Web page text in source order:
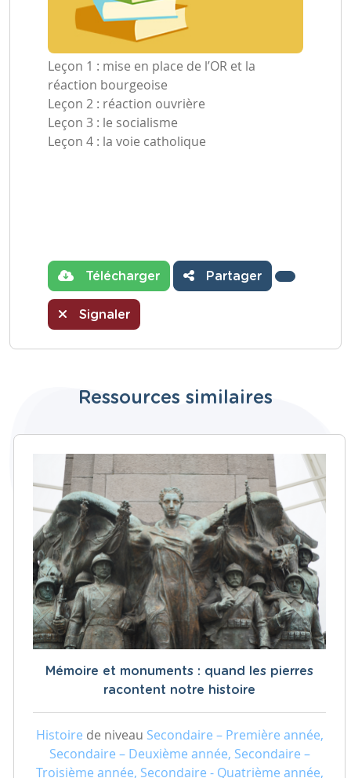
Leçon 1 : mise en place de l’OR et la
réaction bourgeoise
Leçon 2 : réaction ouvrière
Leçon 3 : le socialisme
Leçon 4 : la voie catholique
Télécharger Partager
Signaler
Ressources similaires
Mémoire et monuments : quand les pierres
racontent notre histoire
Histoire de niveau Secondaire – Première année,
Secondaire – Deuxième année, Secondaire –
Troisième année, Secondaire - Quatrième année,